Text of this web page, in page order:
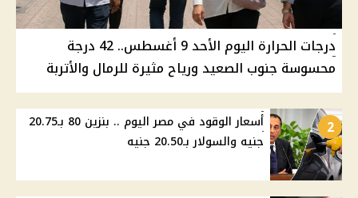
درجات الحرارة اليوم الأحد 9 أغسطس.. 42 درجة
محسوسة جنوب الصعيد ورياح مثيرة للرمال والأتربة
2
أسعار الوقود في مصر اليوم .. بنزين 80 بـ20.75
جنيه والسولار بـ20.50 جنيه